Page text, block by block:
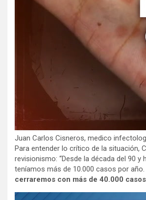
Juan Carlos Cisneros, medico
Para entender lo crítico de la situación,
revisionismo: “Desde la década del 90 y
teníamos más de 10.000 casos por año.
cerraremos con más de 40.000